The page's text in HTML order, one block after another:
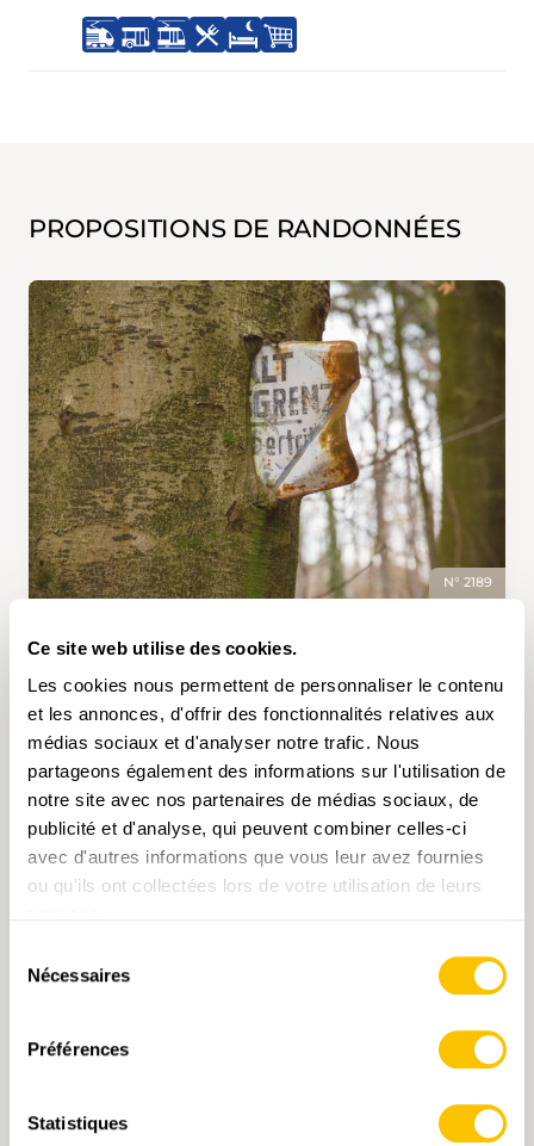
Ce site web utilise des cookies.
Les cookies nous permettent de personnaliser le contenu
et les annonces, d'offrir des fonctionnalités relatives aux
médias sociaux et d'analyser notre trafic. Nous
partageons également des informations sur l'utilisation de
notre site avec nos partenaires de médias sociaux, de
publicité et d'analyse, qui peuvent combiner celles-ci
avec d'autres informations que vous leur avez fournies
ou qu'ils ont collectées lors de votre utilisation de leurs
Nécessaires
Préférences
Statistiques
PROPOSITIONS DE RANDONNÉES
N° 2189
de Bâle
La randonnée dans l’Eiserne Hand, près de
Bâle, plonge dans un chapitre sombre de la
Seconde Guerre mondiale. La bande de
territoire suisse s’étendant vers l’Allemagne
telle une main n’était alors pas clôturée et
offrait ainsi une chance à de nombreux
réfugiés d’échapper aux persécutions nazies.
l’époque, les réfugiés sautaient ici des fenêtres
Aujourd’hui, le lieu commémoratif dans
L’itinéraire monte aux jardins familiaux du
T1 4 h 30 min 14,2 km moyen